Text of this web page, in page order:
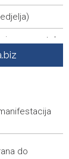
protok
ostati
Hormuškoj
do